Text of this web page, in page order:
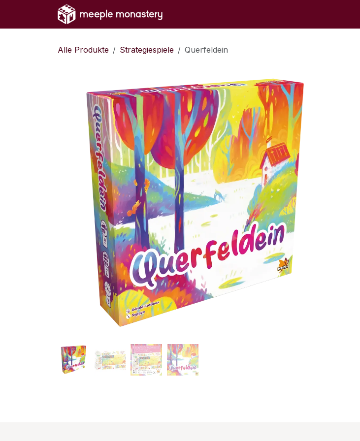
Zum Inhalt springen
Alle Produkte Strategiespiele Querfeldein